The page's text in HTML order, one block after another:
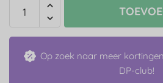
Op zoek naar meer
DP-club!